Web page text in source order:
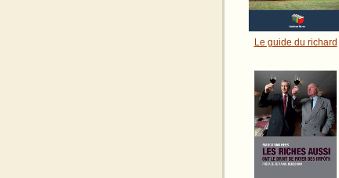
Le guide du richard